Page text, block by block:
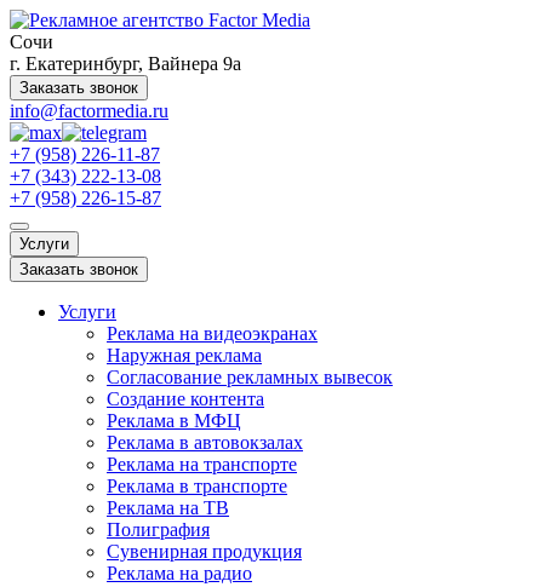
Сочи
г. Екатеринбург, Вайнера 9а
Заказать звонок
info@factormedia.ru
+7 (958) 226-11-87
+7 (343) 222-13-08
+7 (958) 226-15-87
Услуги
Заказать звонок
Услуги
Реклама на видеоэкранах
Наружная реклама
Согласование рекламных вывесок
Создание контента
Реклама в МФЦ
Реклама в автовокзалах
Реклама на транспорте
Реклама в транспорте
Реклама на ТВ
Полиграфия
Сувенирная продукция
Реклама на радио